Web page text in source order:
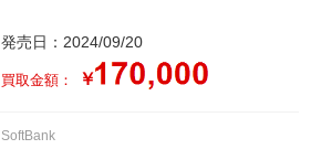
発売日：2024/09/20
買取金額： ￥
SoftBank